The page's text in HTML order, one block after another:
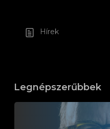
Hírek
Legnépszerűbbek